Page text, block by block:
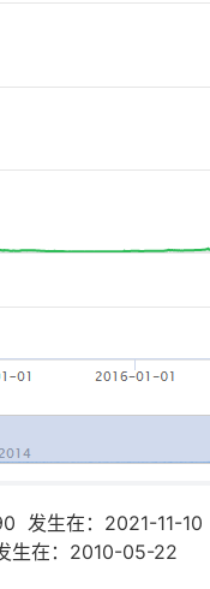
发生在：2021-11-10
生在：2010-05-22